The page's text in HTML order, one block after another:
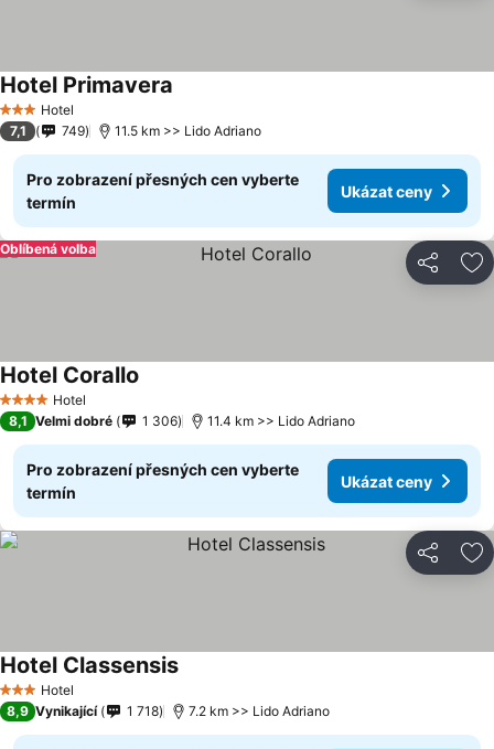
3 Počet hvězdiček
Hotel
Hotel Primavera
7,1 749 11.5 km >> Lido Adriano
Pro zobrazení přesných cen vyberte
termín
Ukázat ceny
Sdílet
Oblíbená volba
4 Počet hvězdiček
Hotel
Hotel Corallo
8,1 Velmi dobré 1 306 11.4 km >> Lido Adriano
Pro zobrazení přesných cen vyberte
termín
Ukázat ceny
Sdílet
3 Počet hvězdiček
Hotel
Hotel Classensis
8,9 Vynikající 1 718 7.2 km >> Lido Adriano